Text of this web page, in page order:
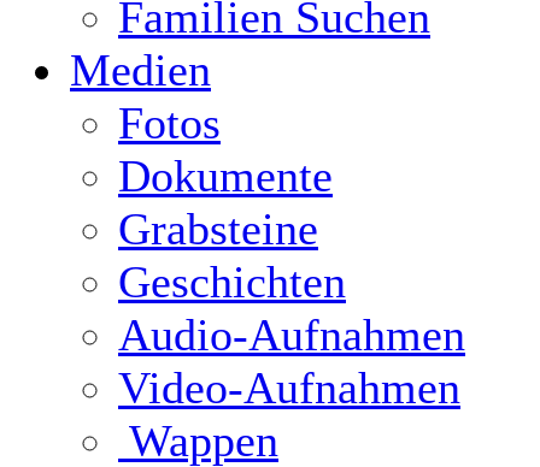
Familien Suchen
Medien
Fotos
Dokumente
Grabsteine
Geschichten
Audio-Aufnahmen
Video-Aufnahmen
Wappen